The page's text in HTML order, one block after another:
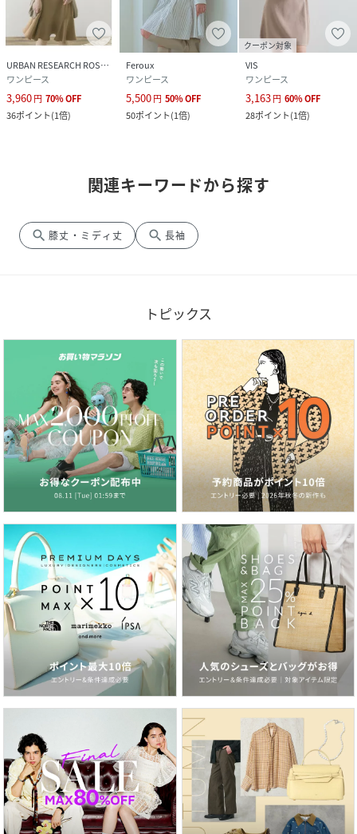
URBAN RESEARCH ROSSO
ワンピース
3,960円 70%OFF
36ポイント(1倍)
Feroux
ワンピース
5,500円 50%OFF
50ポイント(1倍)
クーポン対象
VIS
ワンピース
3,163円 60%OFF
28ポイント(1倍)
関連キーワードから探す
search 膝丈・ミディ丈 search 長袖
トピックス